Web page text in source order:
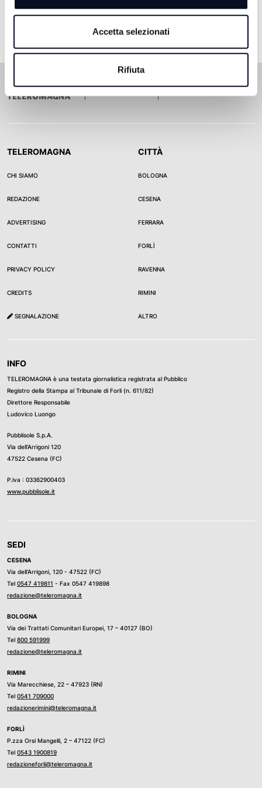
Accetta selezionati
Rifiuta
TELEROMAGNA
CHI SIAMO
REDAZIONE
ADVERTISING
CONTATTI
PRIVACY POLICY
CREDITS
SEGNALAZIONE
CITTÀ
BOLOGNA
CESENA
FERRARA
FORLÌ
RAVENNA
RIMINI
ALTRO
INFO
TELEROMAGNA è una testata giornalistica registrata al Pubblico
Registro della Stampa al Tribunale di Forli (n. 611/82)
Direttore Responsabile
Ludovico Luongo
Pubblisole S.p.A.
Via dell’Arrigoni 120
47522 Cesena (FC)
P.iva : 03362900403
www.pubblisole.it
SEDI
CESENA
Via dell’Arrigoni, 120 - 47522 (FC)
Tel 0547 419811 - Fax 0547 419898
redazione@teleromagna.it
BOLOGNA
Via dei Trattati Comunitari Europei, 17 – 40127 (BO)
Tel 800 591999
redazione@teleromagna.it
RIMINI
Via Marecchiese, 22 – 47923 (RN)
Tel 0541 709000
redazionerimini@teleromagna.it
FORLÌ
P.zza Orsi Mangelli, 2 – 47122 (FC)
Tel 0543 1900819
redazioneforli@teleromagna.it